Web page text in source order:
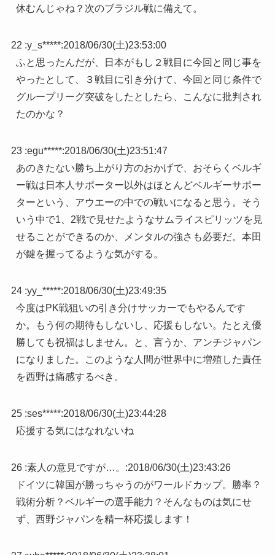
休むんじゃね？次のブラジル戦に備えて。
22 :y_s*****:2018/06/30(土)23:53:00
ふと思ったんだが、日本がもし２戦目に今回と同じ事を
やったとして、３戦目に引き分けて、今回と同じ条件で
グループリーグ突破をしたとしたら、こんなに批判され
たのかな？
23 :egu*****:2018/06/30(土)23:51:47
あのきたない勝ち上がり方のおかげで、おそらくベルギ
ー戦は日本人サポーター以外はほとんどベルギーサポー
ターという、アウエーの中での戦いになると思う。そう
いう中で1、2戦で見せたようなサムライスピリッツを見
せることができるのか、メンタルの強さも必要だ。本田
が鍵を握ってるような気がする。
24 :yy_*****:2018/06/30(土)23:49:35
今度はPK戦狙いの引き分けサッカーでもやるんです
か。もう何の期待もしないし、応援もしない。たとえ優
勝しても祝福はしません。と、言うか、アンチジャパン
になりました。このような人間が世界中に増殖した責任
を西野は痛感するべき。
25 :ses*****:2018/06/30(土)23:44:28
応援する気にはなれないね
26 :素人の意見ですが…。 :2018/06/30(土)23:43:26
ドイツに韓国が勝っちゃうのがワールドカップ。勝率？
戦術分析？ベルギーの選手能力？そんなものは気にせ
ず、西野ジャパンを精一杯応援します！